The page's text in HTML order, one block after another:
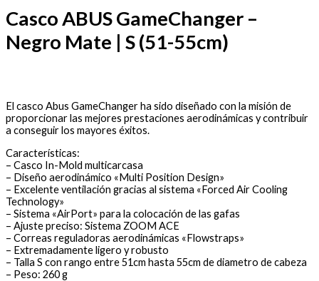
Casco ABUS GameChanger –
Negro Mate | S (51-55cm)
El casco Abus GameChanger ha sido diseñado con la misión de
proporcionar las mejores prestaciones aerodinámicas y contribuir
a conseguir los mayores éxitos.
Características:
– Casco In-Mold multicarcasa
– Diseño aerodinámico «Multi Position Design»
– Excelente ventilación gracias al sistema «Forced Air Cooling
Technology»
– Sistema «AirPort» para la colocación de las gafas
– Ajuste preciso: Sistema ZOOM ACE
– Correas reguladoras aerodinámicas «Flowstraps»
– Extremadamente ligero y robusto
– Talla S con rango entre 51cm hasta 55cm de diametro de cabeza
– Peso: 260 g